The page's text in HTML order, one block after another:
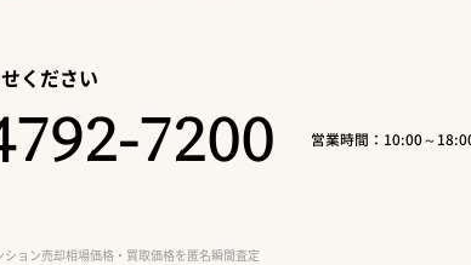
ください
7200 営業時間：10:00～
ョン売却相場価格・買取価格を匿名瞬間査定